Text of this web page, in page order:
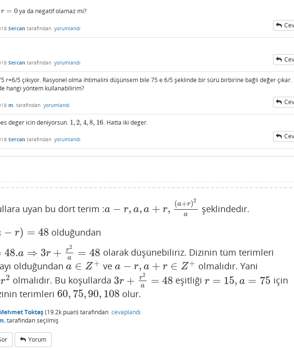
r = 0
r= 0 ya da negatif olamaz mi?
Sercan tarafından yorumlandı
Sercan tarafından yorumlandı
r=6/5 çıkıyor. Rasyonel olma ihtimalini düşünsem bile 75 e 6/5 şeklinde bir sürü birbirine bağlı değer çıkar.
hangi yöntem kullanabilirim?
m. tarafından yorumlandı
deger icin deniyorsun. 1, 2, 4, 8, 16
1,2,4 ,816 . Hatta iki deger.
Sercan tarafından yorumlandı
uyan bu dört terim :a − r, a, a + r, (a+r)2
a
a−r,a,a +r,(a+r) 2a şeklindedir.
− r) = 48
) =48 olduğundan
48.a ⇒ 3r + r2
a = 48
⇒3r+r2a= 48
olarak düşünebiliriz. Dizinin tüm terimleri
olduğundan a ∈ Z +
a∈Z + ve a − r, a + r ∈ Z+
a−r,a+r ∈ Z+ olmalıdır. Yani
r2 olmalıdır. Bu koşullarda 3r + r2
a = 48
3r+ r2 a=48 eşitliği r = 15, a = 75
r= 15 ,a=75
için
terimleri 60, 75,90, 108
60,75,90,108 olur.
Toktaş(19.2k puan) tarafından cevaplandı
tarafındanseçilmiş
Yorum